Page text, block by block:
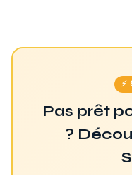
⚡
Pas prêt
?